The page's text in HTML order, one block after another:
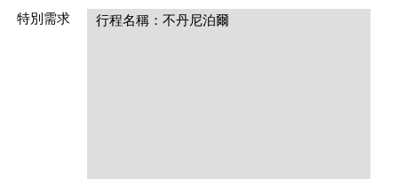
特別需求